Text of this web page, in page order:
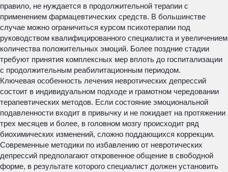
правило, не нуждается в продолжительной терапии с
применением фармацевтических средств. В большинстве
случае можно ограничиться курсом психотерапии под
руководством квалифицированного специалиста и увеличением
количества положительных эмоций. Более поздние стадии
требуют принятия комплексных мер вплоть до госпитализации
с продолжительным реабилитационным периодом.
Ключевая особенность лечения невротических депрессий
состоит в индивидуальном подходе и грамотном чередовании
терапевтических методов. Если состояние эмоциональной
подавленности входит в привычку и не покидает на протяжении
трех месяцев и более, в головном мозгу происходит ряд
биохимических изменений, сложно поддающихся коррекции.
Современные методики по избавлению от невротических
депрессий предполагают откровенное общение в свободной
форме, в результате которого специалист должен установить